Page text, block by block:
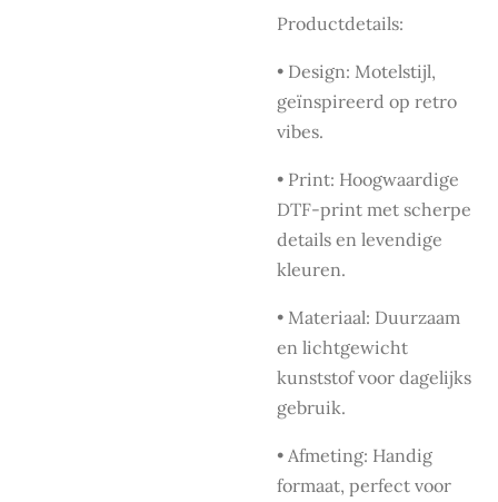
Productdetails:
• Design: Motelstijl,
geïnspireerd op retro
vibes.
• Print: Hoogwaardige
DTF-print met scherpe
details en levendige
kleuren.
• Materiaal: Duurzaam
en lichtgewicht
kunststof voor dagelijks
gebruik.
• Afmeting: Handig
formaat, perfect voor